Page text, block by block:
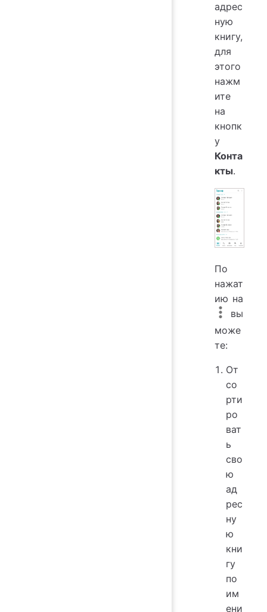
адрес
ную
книгу,
для
этого
нажм
ите
на
кнопк
у
Конта
кты.
По
нажат
ию на
вы
може
те:
От
со
рти
ро
ват
ь
сво
ю
ад
рес
ну
ю
кни
гу
по
им
ени